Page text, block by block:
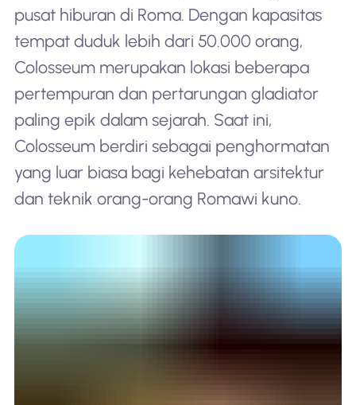
pusat hiburan di Roma. Dengan kapasitas
tempat duduk lebih dari 50.000 orang,
Colosseum merupakan lokasi beberapa
pertempuran dan pertarungan gladiator
paling epik dalam sejarah. Saat ini,
Colosseum berdiri sebagai penghormatan
yang luar biasa bagi kehebatan arsitektur
dan teknik orang-orang Romawi kuno.